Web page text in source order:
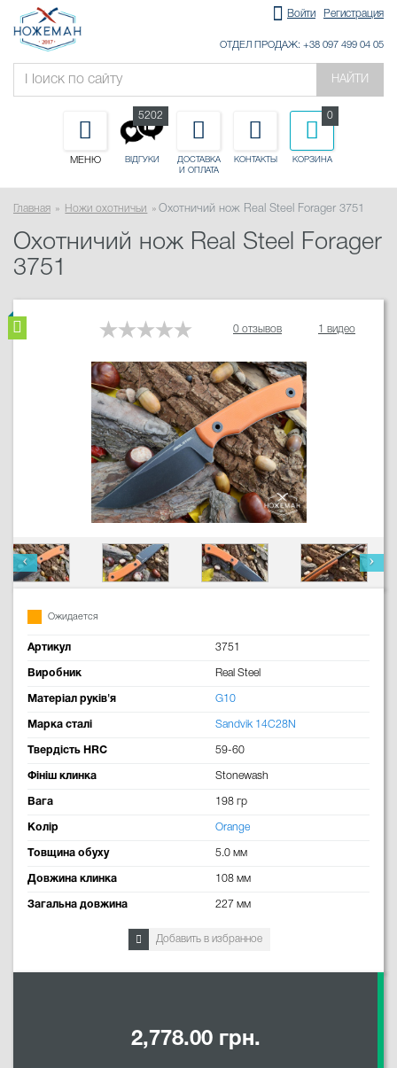
Войти Регистрация
ОТДЕЛ ПРОДАЖ: +38 097 499 04 05
НАЙТИ
МЕНЮ ВІДГУКИ
5202
ДОСТАВКА
И ОПЛАТА
КОНТАКТЫ КОРЗИНА
0
Главная Ножи охотничьи Охотничий нож Real Steel Forager 3751
Охотничий нож Real Steel Forager
3751
0 отзывов 1 видео
Ожидается
Артикул 3751
Виробник Real Steel
Матеріал руків'я G10
Марка сталі Sandvik 14C28N
Твердість HRC 59-60
Фініш клинка Stonewash
Вага 198 гр
Колір Orange
Товщина обуху 5.0 мм
Довжина клинка 108 мм
Загальна довжина 227 мм
Добавить в избранное
2,778.00 грн.